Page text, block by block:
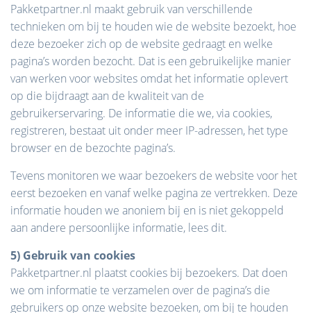
Pakketpartner.nl maakt gebruik van verschillende
technieken om bij te houden wie de website bezoekt, hoe
deze bezoeker zich op de website gedraagt en welke
pagina’s worden bezocht. Dat is een gebruikelijke manier
van werken voor websites omdat het informatie oplevert
op die bijdraagt aan de kwaliteit van de
gebruikerservaring. De informatie die we, via cookies,
registreren, bestaat uit onder meer IP-adressen, het type
browser en de bezochte pagina’s.
Tevens monitoren we waar bezoekers de website voor het
eerst bezoeken en vanaf welke pagina ze vertrekken. Deze
informatie houden we anoniem bij en is niet gekoppeld
aan andere persoonlijke informatie, lees dit.
5) Gebruik van cookies
Pakketpartner.nl plaatst cookies bij bezoekers. Dat doen
we om informatie te verzamelen over de pagina’s die
gebruikers op onze website bezoeken, om bij te houden